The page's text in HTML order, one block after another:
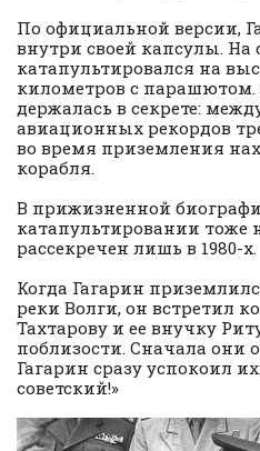
По официальной версии,
внутри своей капсулы. На
катапультировался на
километров с
держалась в секрете:
авиационных рекордов
во время приземления
корабля.
В прижизненной
катапультировании тоже
рассекречен лишь в 1980-х.
Когда Гагарин
реки Волги, он встретил
Тахтарову и ее внучку
поблизости. Сначала они
Гагарин сразу успокоил
советский!»